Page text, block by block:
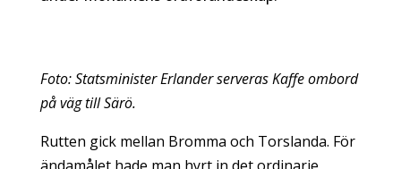
Foto: Statsminister Erlander serveras Kaffe ombord
på väg till Särö.
Rutten gick mellan Bromma och Torslanda. För